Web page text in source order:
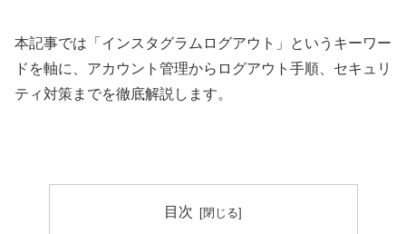
本記事では「インスタグラムログアウト」というキーワー
ドを軸に、アカウント管理からログアウト手順、セキュリ
ティ対策までを徹底解説します。
目次